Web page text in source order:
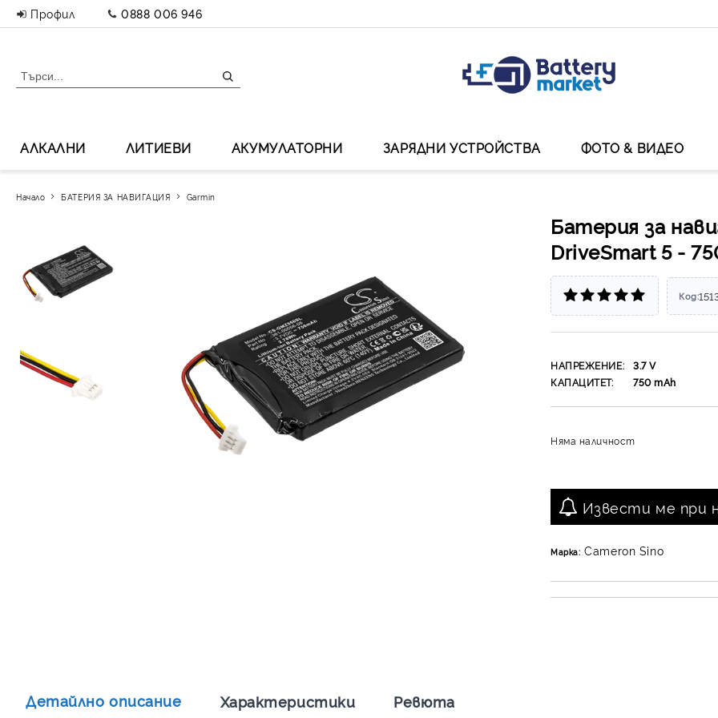
Профил 0888 006 946
АЛКАЛНИ ЛИТИЕВИ АКУМУЛАТОРНИ ЗАРЯДНИ УСТРОЙСТВА ФОТО & ВИДЕО
Начало БАТЕРИЯ ЗА НАВИГАЦИЯ Garmin
Батерия за
DriveSmart 5 -
Код:
НАПРЕЖЕНИЕ: 3.7V
КАПАЦИТЕТ:
750mAh
Няма наличност
Извести ме при
Марка: Cameron Sino
Детайлно описание Характеристики Ревюта